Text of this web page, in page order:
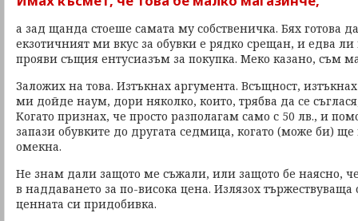
а зад щанда стоеше самата му собственичка. Бях готова
екзотичният ми вкус за обувки е рядко срещан, и едва
прояви същия ентусиазъм за покупка. Меко казано, съм
Заложих на това. Изтъкнах аргумента. Всъщност,
ми дойде наум, дори няколко, които, трябва да се
Когато признах, че просто разполагам само с 50 лв., и
запази обувките до другата седмица, когато (може би)
омекна.
Не знам дали защото ме съжали, или защото бе наясно,
в наддаването за по-висока цена. Излязох
ценната си придобивка.